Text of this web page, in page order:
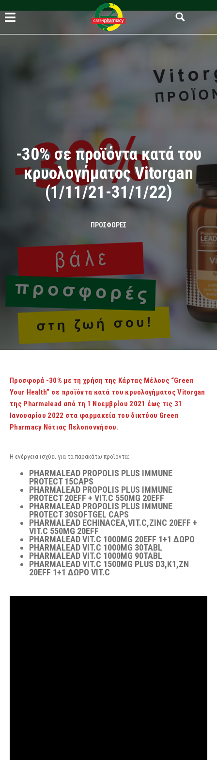
-30% σε προϊόντα κατά του
κρυολογήματος Vitorgan
(1/11/21-31/1/22)
ΠΡΟΣΦΟΡΈΣ
Προσφορά -30% με τη χρήση της Κάρτας Μέλους “Green
Your Health” σε προϊόντα κατά του κρυολογήματος Vitorgan
της Pharmalead από τη 1 Νοεμβρίου 2021 έως τις 31
Ιανουαρίου 2022 στα φαρμακεία του δικτύου Green
Pharmacy Νότιας Πελοποννήσου.
Η ενέργεια ισχύει για τα παρακάτω προϊόντα:
PHARMALEAD PROPOLIS PLUS IMMUNE
PROTECT 15CAPS
PHARMALEAD PROPOLIS PLUS IMMUNE
PROTECT 20EFF + VIT.C 550MG 20EFF
PHARMALEAD PROPOLIS PLUS IMMUNE
PROTECT 30SOFTGEL CAPS
PHARMALEAD ECHINACEA,VIT.C,ZINC 20EFF +
VIT.C 550MG 20EFF
PHARMALEAD VIT.C 1000MG 20EFF 1+1 ΔΩΡΟ
PHARMALEAD VIT.C 1000MG 30TABL
PHARMALEAD VIT.C 1000MG 90TABL
PHARMALEAD VIT.C 1500MG PLUS D3,K1,ZN
20EFF 1+1 ΔΩΡΟ VIT.C